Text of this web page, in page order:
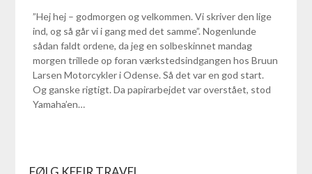
”Hej hej – godmorgen og velkommen. Vi skriver den lige
ind, og så går vi i gang med det samme”. Nogenlunde
sådan faldt ordene, da jeg en solbeskinnet mandag
morgen trillede op foran værkstedsindgangen hos Bruun
Larsen Motorcykler i Odense. Så det var en god start.
Og ganske rigtigt. Da papirarbejdet var overstået, stod
Yamaha’en…